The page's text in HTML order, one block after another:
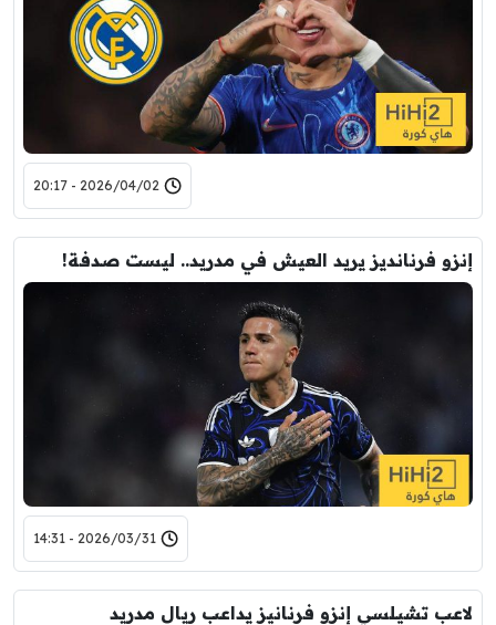
2026/04/02 - 20:17
إنزو فرنانديز يريد العيش في مدريد.. ليست صدفة!
2026/03/31 - 14:31
لاعب تشيلسي إنزو فرنانيز يداعب ريال مدريد